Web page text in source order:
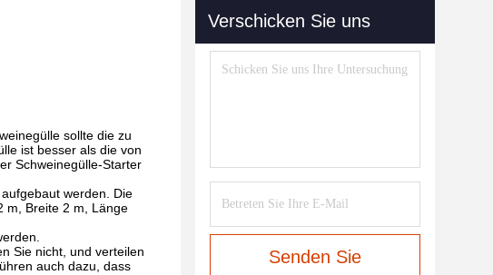
sollte die zu
ist besser als die von
Schweinegülle-Starter
werden. Die
m, Breite 2 m, Länge
Sie nicht, und verteilen
auch dazu, dass
Verschicken Sie uns
Senden Sie